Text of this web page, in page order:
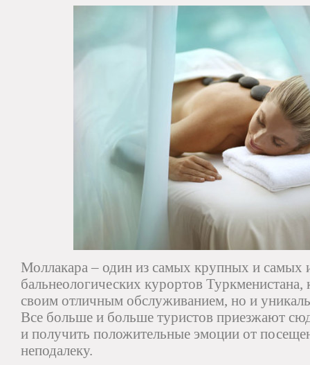
Моллакара – один из самых крупных и самых
бальнеологических курортов Туркменистана,
своим отличным обслуживанием, но и
Все больше и больше туристов приезжают
и получить положительные эмоции от
неподалеку.